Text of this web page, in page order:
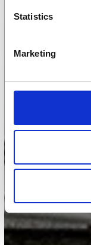
Statistics
Marketing